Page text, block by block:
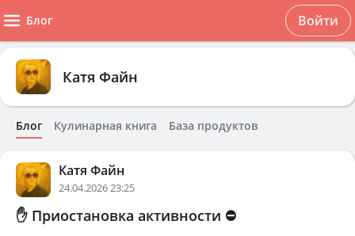
Блог Войти
Катя Файн
Блог Кулинарная книга База продуктов
Катя Файн
24.04.2026 23:25
✋ Приостановка активности ⛔